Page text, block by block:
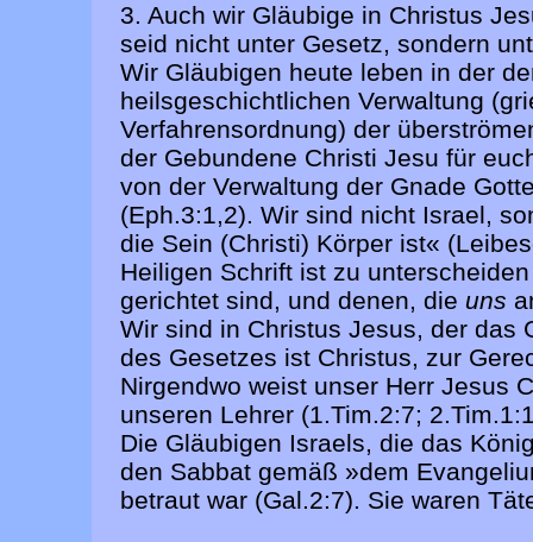
3. Auch wir Gläubige in Christus
seid nicht unter Gesetz, sondern
Wir Gläubigen heute leben in der
heilsgeschichtlichen Verwaltung
Verfahrensordnung) der
der Gebundene Christi Jesu für
von der Verwaltung der Gnade
(Eph.3:1,2). Wir sind nicht Israel,
die Sein (Christi) Körper ist«
Heiligen Schrift ist zu
gerichtet sind, und denen, die uns
Wir sind in Christus Jesus, der das
des Gesetzes ist Christus, zur
Nirgendwo weist unser Herr Jesus
unseren Lehrer (1.Tim.2:7;
Die Gläubigen Israels, die das
den Sabbat gemäß »dem
betraut war (Gal.2:7). Sie waren